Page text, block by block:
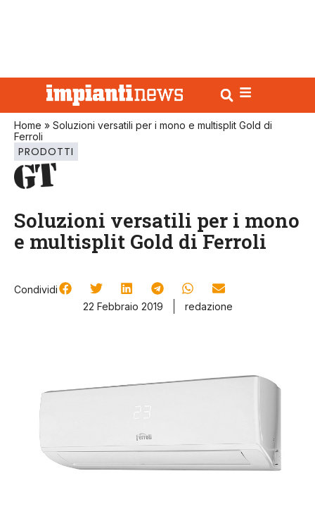
Home » Soluzioni versatili per i mono e multisplit Gold di
Ferroli
PRODOTTI
Soluzioni versatili per i mono
e multisplit Gold di Ferroli
Condividi
22 Febbraio 2019
redazione